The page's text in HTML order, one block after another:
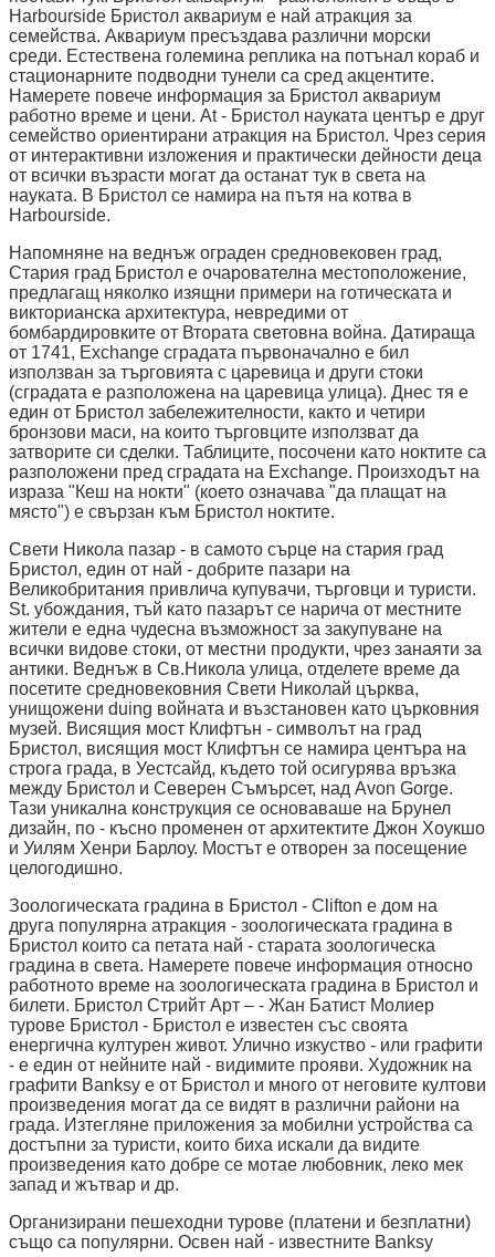
Harbourside Бристол аквариум е най атракция за
семейства. Аквариум пресъздава различни морски
среди. Естествена големина реплика на потънал кораб и
стационарните подводни тунели са сред акцентите.
Намерете повече информация за Бристол аквариум
работно време и цени. At - Бристол науката център е друг
семейство ориентирани атракция на Бристол. Чрез серия
от интерактивни изложения и практически дейности деца
от всички възрасти могат да останат тук в света на
науката. В Бристол се намира на пътя на котва в
Harbourside.
Напомняне на веднъж ограден средновековен град,
Стария град Бристол е очарователна местоположение,
предлагащ няколко изящни примери на готическата и
викторианска архитектура, невредими от
бомбардировките от Втората световна война. Датираща
от 1741, Exchange сградата първоначално е бил
използван за търговията с царевица и други стоки
(сградата е разположена на царевица улица). Днес тя е
един от Бристол забележителности, както и четири
бронзови маси, на които търговците използват да
затворите си сделки. Таблиците, посочени като ноктите са
разположени пред сградата на Exchange. Произходът на
израза "Кеш на нокти" (което означава "да плащат на
място") е свързан към Бристол ноктите.
Свети Никола пазар - в самото сърце на стария град
Бристол, един от най - добрите пазари на
Великобритания привлича купувачи, търговци и туристи.
St. убождания, тъй като пазарът се нарича от местните
жители е една чудесна възможност за закупуване на
всички видове стоки, от местни продукти, чрез занаяти за
антики. Веднъж в Св.Никола улица, отделете време да
посетите средновековния Свети Николай църква,
унищожени duing войната и възстановен като църковния
музей. Висящия мост Клифтън - символът на град
Бристол, висящия мост Клифтън се намира центъра на
строга града, в Уестсайд, където той осигурява връзка
между Бристол и Северен Съмърсет, над Avon Gorge.
Тази уникална конструкция се основаваше на Брунел
дизайн, по - късно променен от архитектите Джон Хоукшо
и Уилям Хенри Барлоу. Мостът е отворен за посещение
целогодишно.
Зоологическата градина в Бристол - Clifton е дом на
друга популярна атракция - зоологическата градина в
Бристол които са петата най - старата зоологическа
градина в света. Намерете повече информация относно
работното време на зоологическата градина в Бристол и
билети. Бристол Стрийт Арт – - Жан Батист Молиер
турове Бристол - Бристол е известен със своята
енергична културен живот. Улично изкуство - или графити
- е един от нейните най - видимите прояви. Художник на
графити Banksy е от Бристол и много от неговите култови
произведения могат да се видят в различни райони на
града. Изтегляне приложения за мобилни устройства са
достъпни за туристи, които биха искали да видите
произведения като добре се мотае любовник, леко мек
запад и жътвар и др.
Организирани пешеходни турове (платени и безплатни)
също са популярни. Освен най - известните Banksy